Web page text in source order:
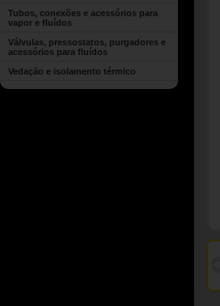
Tubos, conexões e acessórios para
vapor e fluídos
Válvulas, pressostatos, purgadores e
acessórios para fluídos
Vedação e isolamento térmico